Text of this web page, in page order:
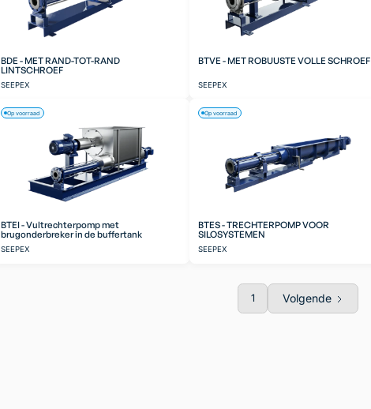
BDE - MET RAND-TOT-RAND
LINTSCHROEF
SEEPEX
BTVE - MET ROBUUSTE VOLLE SCHROEF
SEEPEX
BTEI - Vultrechterpomp met
brugonderbreker in de buffertank
SEEPEX
Op voorraad
BTES - TRECHTERPOMP VOOR
SILOSYSTEMEN
SEEPEX
Op voorraad
1 Volgende